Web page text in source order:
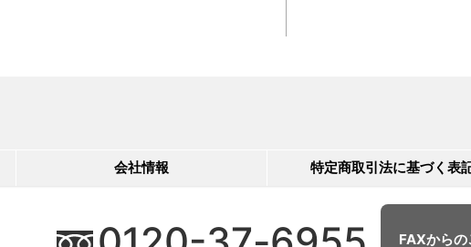
会社情報 特定商取引法に基づく表
FAXからの